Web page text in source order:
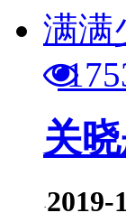
关
·2019-